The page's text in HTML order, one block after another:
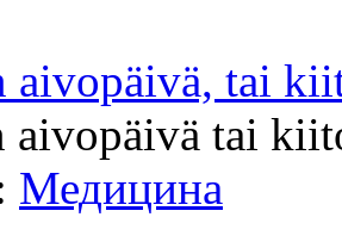
aivopäivä, tai
aivopäivä tai
Медицина